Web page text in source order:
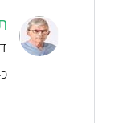
כ- 6